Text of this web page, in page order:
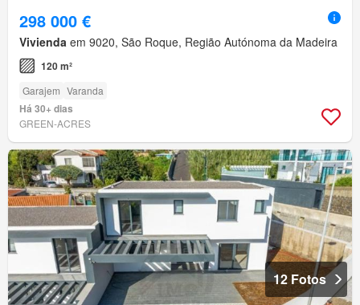
298 000 €
Vivienda em 9020, São Roque, Região Autónoma da Madeira
120 m²
Garajem Varanda
Há 30+ dias
GREEN-ACRES
12 Fotos